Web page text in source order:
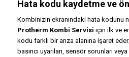
Hata kodu kaydetme ve
Kombinizin ekranındaki hata kodunu
Protherm Kombi Servisi için ilk ve
kodu farklı bir arıza alanına işaret
basıncı uyarıları, sensör sorunları